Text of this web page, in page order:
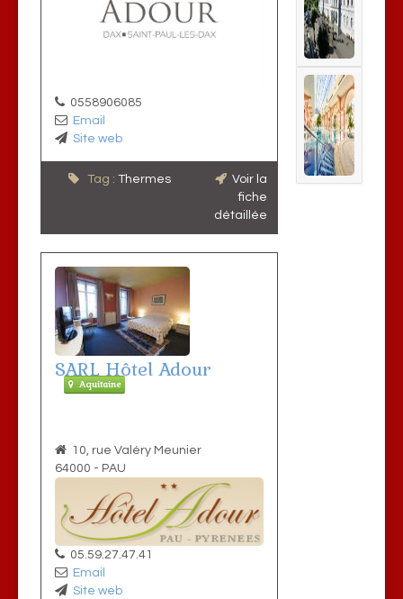
0558906085
Email
Site web
Tag : Thermes
Voir la
fiche
détaillée
SARL Hôtel Adour
Aquitaine
10, rue Valéry Meunier
64000 - PAU
05.59.27.47.41
Email
Site web